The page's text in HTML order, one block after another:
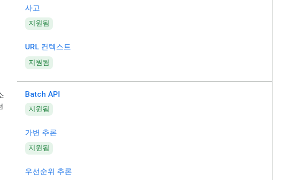
사고
지원됨
URL 컨텍스트
지원됨
Batch API
지원됨
가변 추론
지원됨
우선순위 추론